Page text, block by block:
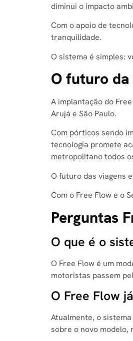
diminui o impacto
Com o apoio de
tranquilidade.
O sistema é simples:
O futuro
A implantação do
Arujá e São Paulo.
Com pórticos sendo
tecnologia promete
metropolitano todos
O futuro das viagens
Com o Free Flow e o
Perguntas
O que é o
O Free Flow é um
motoristas passem
O Free Flow
Atualmente, o
sobre o novo modelo,